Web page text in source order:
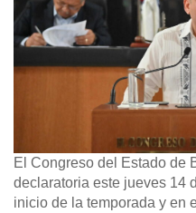
El Congreso del Estado de
declaratoria este jueves 14
inicio de la temporada y en